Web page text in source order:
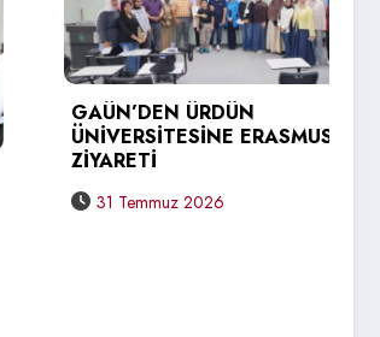
GAÜN’DEN ÜRDÜN
ÜNİVERSİTESİNE ERASMUS+
ZİYARETİ
31 Temmuz 2026